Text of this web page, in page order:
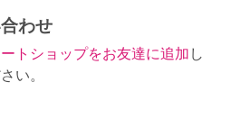
わせ
トショップをお友達に追加 し
い。